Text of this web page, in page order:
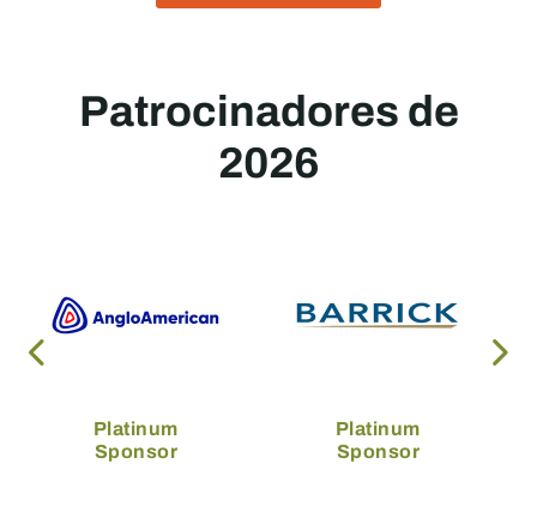
Patrocinadores de
2026
Platinum
Sponsor
Platinum
Sponsor